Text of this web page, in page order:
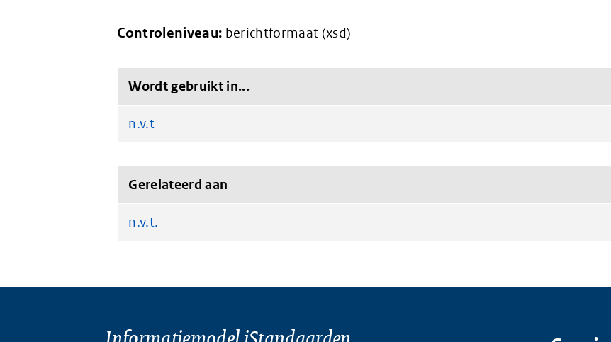
Controleniveau: berichtformaat (xsd)
Wordt gebruikt in...
n.v.t
Gerelateerd aan
n.v.t.